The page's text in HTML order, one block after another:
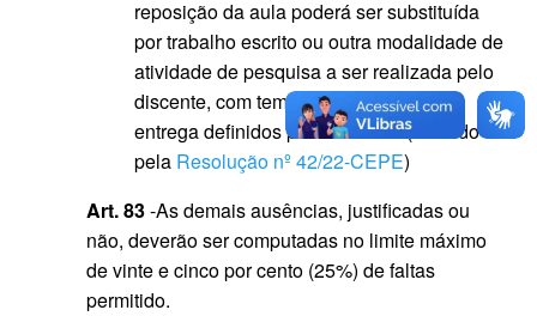
reposição da aula poderá ser substituída
por trabalho escrito ou outra modalidade de
atividade de pesquisa a ser realizada pelo
discente, com tema, objetivo e data de
entrega definidos pelo docente. (Incluído
pela Resolução nº 42/22-CEPE)
Art. 83-As demais ausências, justificadas ou
não, deverão ser computadas no limite máximo
de vinte e cinco por cento (25%) de faltas
permitido.